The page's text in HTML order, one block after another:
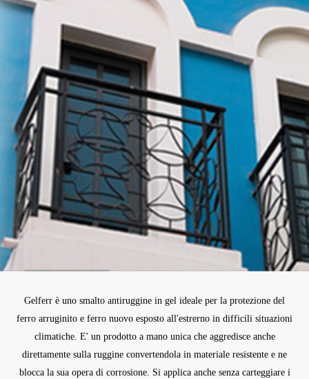
Gelferr è uno smalto antiruggine in gel ideale per la protezione del
ferro arruginito e ferro nuovo esposto all'estrerno in difficili situazioni
climatiche. E' un prodotto a mano unica che aggredisce anche
direttamente sulla ruggine convertendola in materiale resistente e ne
blocca la sua opera di corrosione. Si applica anche senza carteggiare i